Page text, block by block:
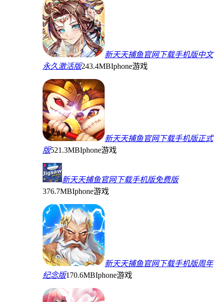
新天天捕鱼官网下载手机版中文
永久激活版243.4MBIphone游戏
新天天捕鱼官网下载手机版正式
版521.3MBIphone游戏
新天天捕鱼官网下载手机版免费版
376.7MBIphone游戏
新天天捕鱼官网下载手机版周年
纪念版170.6MBIphone游戏